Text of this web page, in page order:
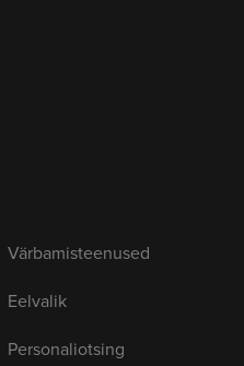
Värbamisteenused
Eelvalik
Personaliotsing